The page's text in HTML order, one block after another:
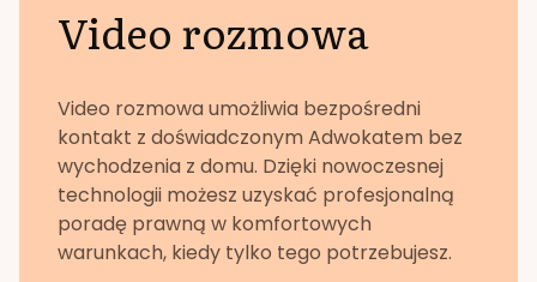
Video rozmowa
Video rozmowa umożliwia bezpośredni
kontakt z doświadczonym Adwokatem bez
wychodzenia z domu. Dzięki nowoczesnej
technologii możesz uzyskać profesjonalną
poradę prawną w komfortowych
warunkach, kiedy tylko tego potrzebujesz.